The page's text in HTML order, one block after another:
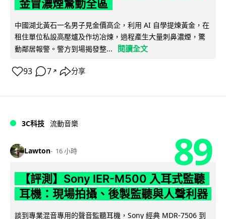
金冒濃煙驚動全區
中國湖北黃石一名男子見金價高企，利用 AI 自學提煉黃金，在
租住單位私設高壓爐及作坊冶煉，過程產生大量刺鼻濃煙，驚
動鄰居報警。警方到場揭發整...
閱讀全文
93 7 ↗ 分享
3C科技 流動音樂
Lawton 16 小時 89
【評測】Sony IER-M500 入耳式監聽
耳機：現場拍攝、後製監聽與人聲利器
談到專業混音專用的聲音監聽耳機，Sony 經典 MDR-7506 到